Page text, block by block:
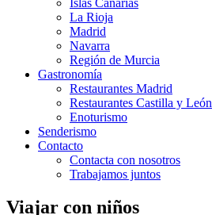
La Rioja
Madrid
Navarra
Región de Murcia
Gastronomía
Restaurantes Madrid
Restaurantes Castilla y León
Enoturismo
Senderismo
Contacto
Contacta con nosotros
Trabajamos juntos
Viajar con niños